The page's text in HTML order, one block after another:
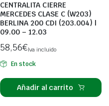
CENTRALITA CIERRE
MERCEDES CLASE C (W203)
BERLINA 200 CDI (203.004) |
09.00 – 12.03
58,56€Iva incluido
En stock
Añadir al carrito